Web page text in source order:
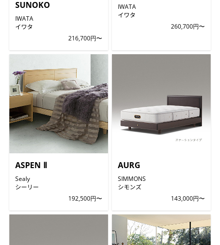
SUNOKO
IWATA
イワタ
216,700円〜
IWATA
イワタ
260,700円〜
ASPEN Ⅱ
Sealy
シーリー
192,500円〜
AURG
SIMMONS
シモンズ
143,000円〜